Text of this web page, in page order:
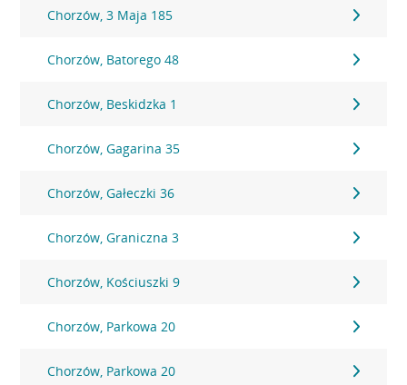
Chorzów, 3 Maja 185
Chorzów, Batorego 48
Chorzów, Beskidzka 1
Chorzów, Gagarina 35
Chorzów, Gałeczki 36
Chorzów, Graniczna 3
Chorzów, Kościuszki 9
Chorzów, Parkowa 20
Chorzów, Parkowa 20